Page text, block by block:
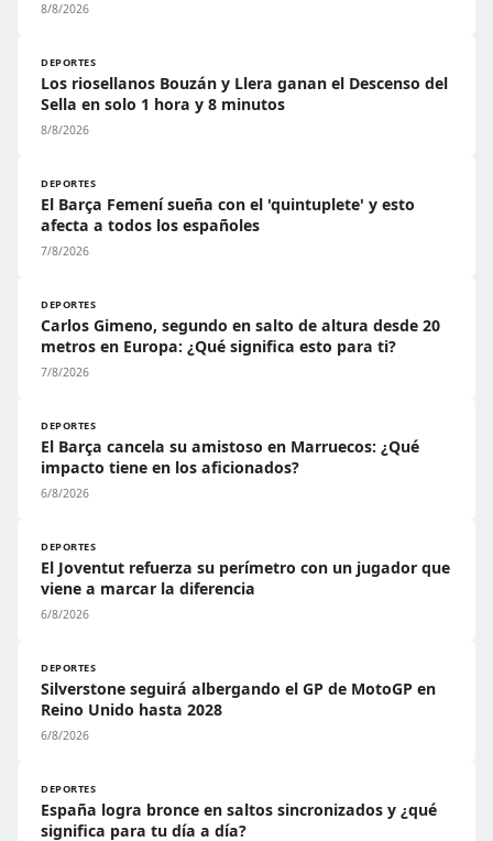
8/8/2026
DEPORTES
Los riosellanos Bouzán y Llera ganan el Descenso del
Sella en solo 1 hora y 8 minutos
8/8/2026
DEPORTES
El Barça Femení sueña con el 'quintuplete' y esto
afecta a todos los españoles
7/8/2026
DEPORTES
Carlos Gimeno, segundo en salto de altura desde 20
metros en Europa: ¿Qué significa esto para ti?
7/8/2026
DEPORTES
El Barça cancela su amistoso en Marruecos: ¿Qué
impacto tiene en los aficionados?
6/8/2026
DEPORTES
El Joventut refuerza su perímetro con un jugador que
viene a marcar la diferencia
6/8/2026
DEPORTES
Silverstone seguirá albergando el GP de MotoGP en
Reino Unido hasta 2028
6/8/2026
DEPORTES
España logra bronce en saltos sincronizados y ¿qué
significa para tu día a día?